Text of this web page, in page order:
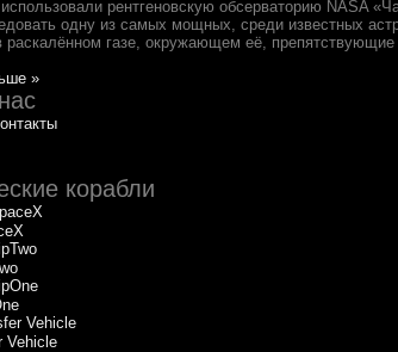
рентгеновскую обсерваторию NASA
одну из самых мощных, среди известных
раскалённом газе, окружающем её,
»
корабли
Vehicle